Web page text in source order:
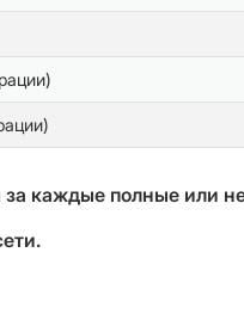
каждые полные или